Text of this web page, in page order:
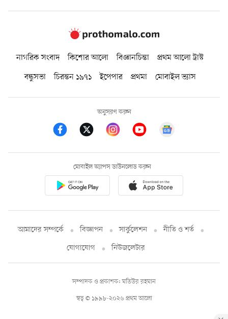
নাগরিক সংবাদ কিশোর আলো বিজ্ঞানচিন্তা
প্রথম আলো ট্রাস্ট
বন্ধুসভা
চিরন্তন ১৯৭১ ইপেপার প্রথমা মোবাইল ভ্যাস
অনুসরণ করুন
মোবাইল অ্যাপস ডাউনলোড করুন
আমাদের সম্পর্কে বিজ্ঞাপন সার্কুলেশন
নীতি ও শর্ত
যোগাযোগ
নিউজলেটার
স্বত্ব © ১৯৯৮-২০২৬ প্রথম আলো
সম্পাদক ও প্রকাশক: মতিউর রহমান